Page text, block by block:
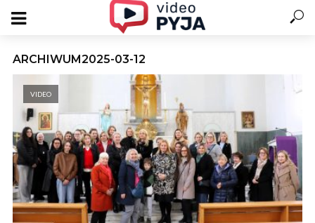
ARCHIWUM2025-03-12
VIDEO